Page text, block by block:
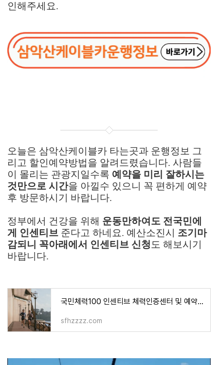
인해주세요.
오늘은 삼악산케이블카 타는곳과 운행정보 그
리고 할인예약방법을 알려드렸습니다. 사람들
이 몰리는 관광지일수록 예약을 미리 잘하시는
것만으로 시간을 아낄수 있으니 꼭 편하게 예약
후 방문하시기 바랍니다.
정부에서 건강을 위해 운동만하여도 전국민에
게 인센티브 준다고 하네요. 예산소진시 조기마
감되니 꼭아래에서 인센티브 신청 도 해보시기
바랍니다.
국민체력100 인센티브 체력인증센터 및 예약 방법 알아보기!
sfhzzzz.com